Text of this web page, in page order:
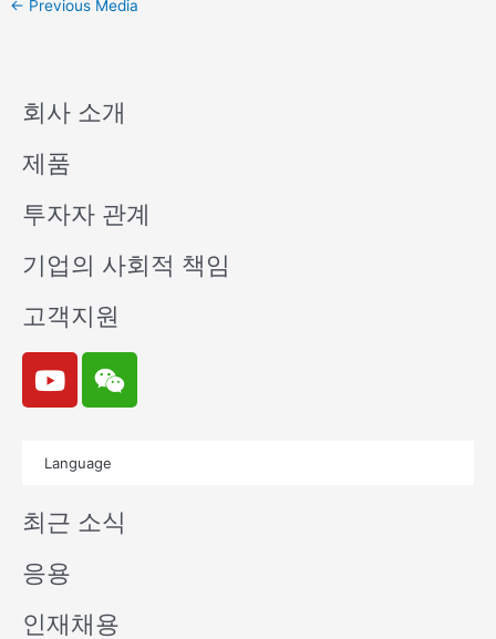
← Previous Media
회사 소개
제품
투자자 관계
기업의 사회적 책임
고객지원
Y
o
u
e
W
e
i
n
Language
최근 소식
응용
인재채용